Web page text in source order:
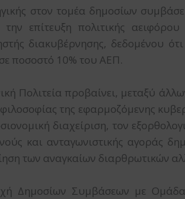
στον τομέα δημοσίων
επίτευξη πολιτικής
διακυβέρνησης, δεδομένου
ποσοστό 10% του ΑΕΠ.
Πολιτεία πρoβαίνει, μεταξύ
φιλοσοφίας της εφαρμοζόμενης
διαχείριση, τον
και ανταγωνιστικής αγοράς
των αναγκαίων διαρθρωτικών
Δημοσίων Συμβάσεων με